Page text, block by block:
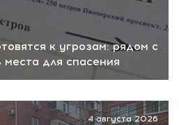
к угрозам: рядом с
для спасения
4 августа 2026